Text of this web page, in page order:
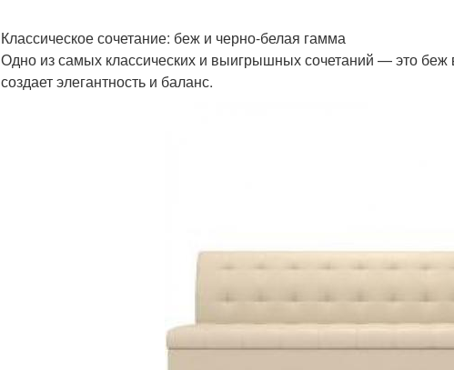
Классическое сочетание: беж и черно-белая гамма
Одно из самых классических и выигрышных сочетаний — это
создает элегантность и баланс.